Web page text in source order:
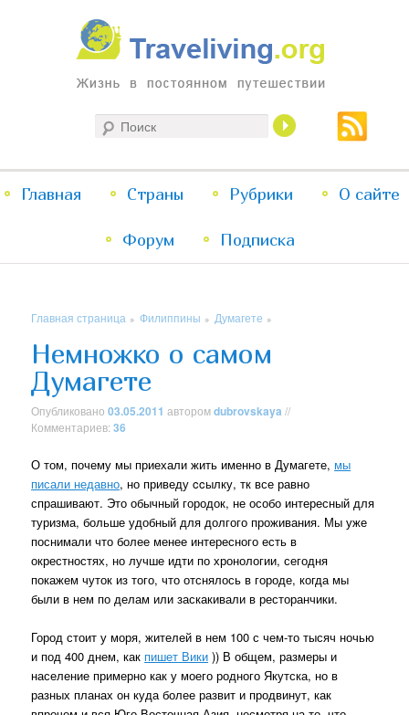
Traveliving
Жизнь в постоянном путешествии
меню
Перейти
к
Перейти
к
Главная Страны Рубрики О сайте
Форум Подписка
Главная страница »Филиппины » Думагете »
Немножко о самом
Думагете
Опубликовано03.05.2011 авторомdubrovskaya //
Комментариев:36
О том, почему мы приехали жить именно в Думагете, мы
писали недавно, но приведу ccылку, тк все равно
спрашивают. Это обычный городок, не особо интересный для
туризма, больше удобный для долгого проживания. Мы уже
поснимали что более менее интересного есть в
окрестностях, но лучше идти по хронологии, сегодня
покажем чуток из того, что отснялось в городе, когда мы
были в нем по делам или заскакивали в ресторанчики.
Город стоит у моря, жителей в нем 100 с чем-то тысяч ночью
и под 400 днем, как пишет Вики )) В общем, размеры и
население примерно как у моего родного Якутска, но в
разных планах он куда более развит и продвинут, как